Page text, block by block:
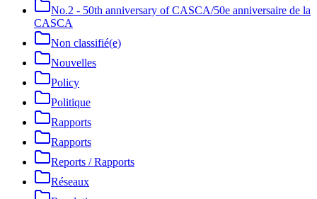
No.2 - 50th anniversary of CASCA/50e anniversaire de la
CASCA
Non classifié(e)
Nouvelles
Policy
Politique
Rapports
Rapports
Reports / Rapports
Réseaux